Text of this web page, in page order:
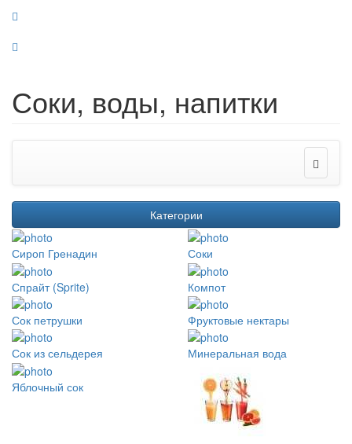
Соки, воды, напитки
Категории
Сироп Гренадин Соки
Спрайт (Sprite) Компот
Сок петрушки Фруктовые нектары
Сок из сельдерея Минеральная вода
Яблочный сок